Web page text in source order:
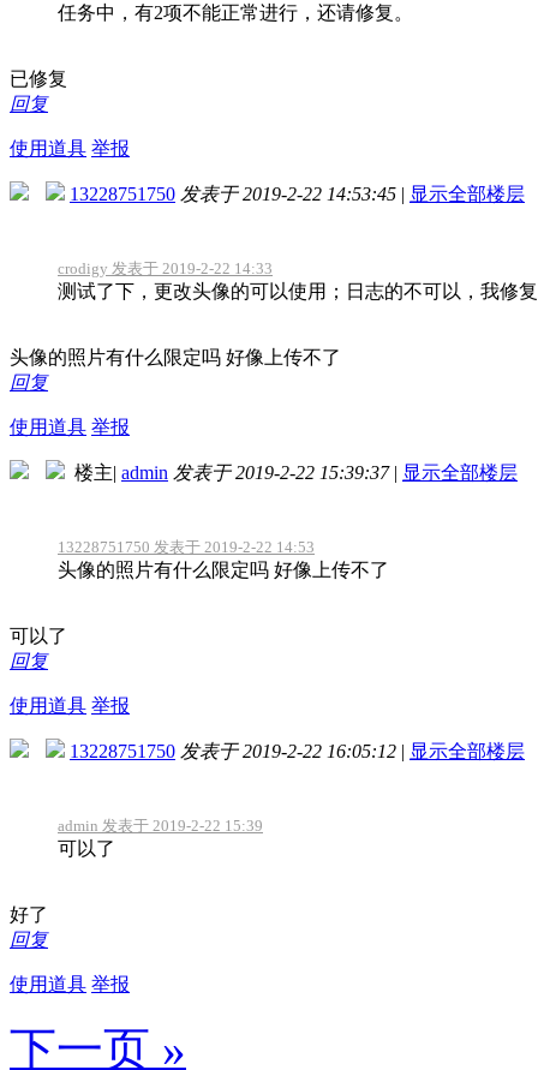
任务中，有2项不能正常进行，还请修复。
已修复
回复
使用道具 举报
13228751750 发表于 2019-2-22 14:53:45 | 显示全部楼层
crodigy 发表于 2019-2-22 14:33
测试了下，更改头像的可以使用；日志的不可以，我修
头像的照片有什么限定吗 好像上传不了
回复
使用道具 举报
楼主| admin 发表于 2019-2-22 15:39:37 | 显示全部楼层
13228751750 发表于 2019-2-22 14:53
头像的照片有什么限定吗 好像上传不了
可以了
回复
使用道具 举报
13228751750 发表于 2019-2-22 16:05:12 | 显示全部楼层
admin 发表于 2019-2-22 15:39
可以了
好了
回复
使用道具 举报
下一页 »